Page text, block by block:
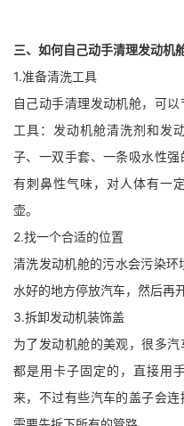
三、如何自己动手清理发动机
1.准备清洗工具
自己动手清理发动机舱，可
工具：发动机舱清洗剂和发
子、一双手套、一条吸水性
有刺鼻性气味，对人体有一
壶。
2.找一个合适的位置
清洗发动机舱的污水会污染
水好的地方停放汽车，然后再
3.拆卸发动机装饰盖
为了发动机舱的美观，很多
都是用卡子固定的，直接用
来，不过有些汽车的盖子会